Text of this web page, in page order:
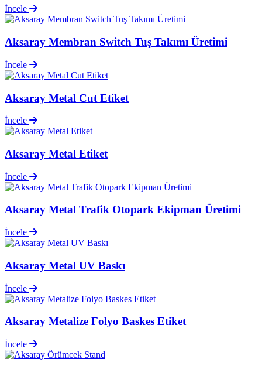
İncele
Aksaray Membran Switch Tuş Takımı Üretimi
İncele
Aksaray Metal Cut Etiket
İncele
Aksaray Metal Etiket
İncele
Aksaray Metal Trafik Otopark Ekipman Üretimi
İncele
Aksaray Metal UV Baskı
İncele
Aksaray Metalize Folyo Baskes Etiket
İncele